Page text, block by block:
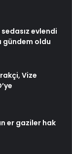
evlendi
gündem oldu
Vize
er gaziler hak